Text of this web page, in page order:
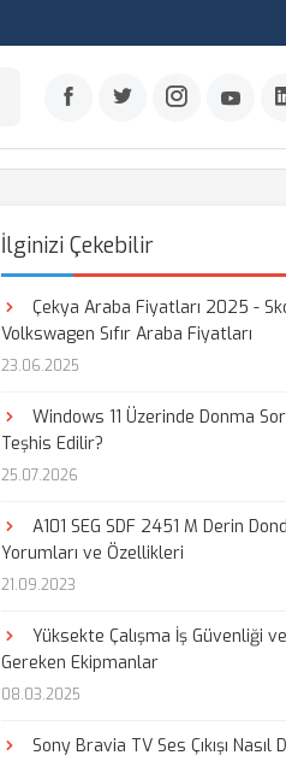
İlginizi Çekebilir
Çekya Araba Fiyatları 2025 -
Volkswagen Sıfır Araba Fiyatları
23.06.2025
Windows 11 Üzerinde Donma
Teşhis Edilir?
25.07.2026
A101 SEG SDF 2451 M Derin
Yorumları ve Özellikleri
21.09.2023
Yüksekte Çalışma İş Güvenliği
Gereken Ekipmanlar
08.03.2025
Sony Bravia TV Ses Çıkışı Nasıl